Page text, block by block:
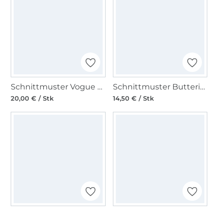
Schnittmuster Vogue 9319 Zweiteiler
20,00 € / Stk
Schnittmuster Butterick 6378 Damenoberteil
14,50 € / Stk